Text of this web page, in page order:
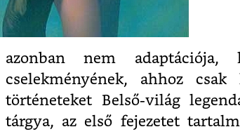
azonban nem adaptációja,
cselekményének, ahhoz
történeteket Belső-világ
tárgya, az első fejezetet